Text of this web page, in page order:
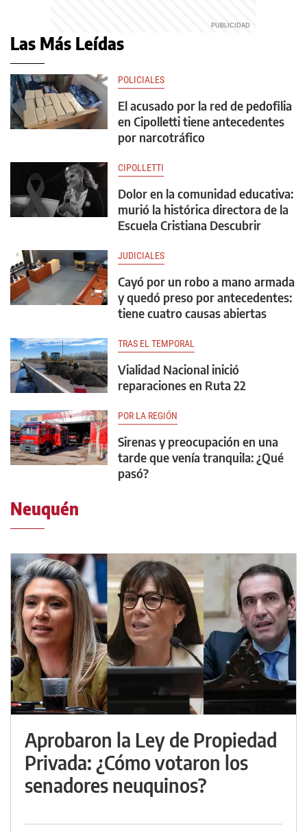
Las Más Leídas
POLICIALES
El acusado por la red de pedofilia
en Cipolletti tiene antecedentes
por narcotráfico
CIPOLLETTI
Dolor en la comunidad educativa:
murió la histórica directora de la
Escuela Cristiana Descubrir
JUDICIALES
Cayó por un robo a mano armada
y quedó preso por antecedentes:
tiene cuatro causas abiertas
TRAS EL TEMPORAL
Vialidad Nacional inició
reparaciones en Ruta 22
POR LA REGIÓN
Sirenas y preocupación en una
tarde que venía tranquila: ¿Qué
pasó?
Neuquén
Aprobaron la Ley de Propiedad
Privada: ¿Cómo votaron los
senadores neuquinos?